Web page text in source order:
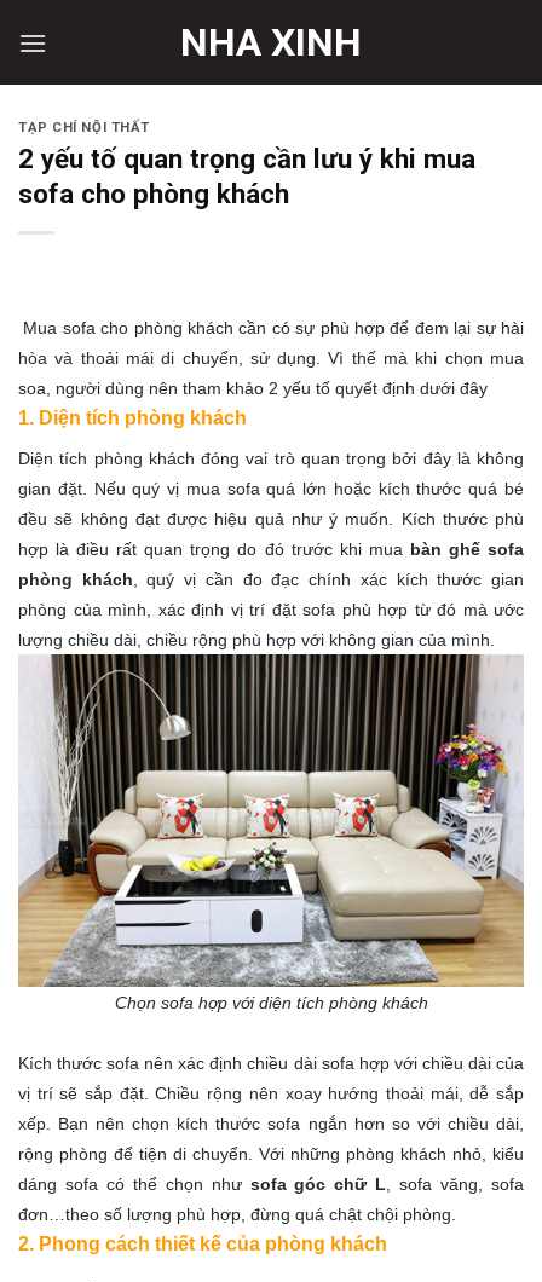
NHA XINH
TẠP CHÍ NỘI THẤT
2 yếu tố quan trọng cần lưu ý khi mua
sofa cho phòng khách
Mua sofa cho phòng khách cần có sự phù hợp để đem lại sự hài
hòa và thoải mái di chuyển, sử dụng. Vì thế mà khi chọn mua
soa, người dùng nên tham khảo 2 yếu tố quyết định dưới đây
1. Diện tích phòng khách
Diện tích phòng khách đóng vai trò quan trọng bởi đây là không
gian đặt. Nếu quý vị mua sofa quá lớn hoặc kích thước quá bé
đều sẽ không đạt được hiệu quả như ý muốn. Kích thước phù
hợp là điều rất quan trọng do đó trước khi mua bàn ghế sofa
phòng khách , quý vị cần đo đạc chính xác kích thước gian
phòng của mình, xác định vị trí đặt sofa phù hợp từ đó mà ước
lượng chiều dài, chiều rộng phù hợp với không gian của mình.
Chọn sofa hợp với diện tích phòng khách
Kích thước sofa nên xác định chiều dài sofa hợp với chiều dài của
vị trí sẽ sắp đặt. Chiều rộng nên xoay hướng thoải mái, dễ sắp
xếp. Bạn nên chọn kích thước sofa ngắn hơn so với chiều dài,
rộng phòng để tiện di chuyển. Với những phòng khách nhỏ, kiểu
dáng sofa có thể chọn như sofa góc chữ L , sofa văng, sofa
đơn…theo số lượng phù hợp, đừng quá chật chội phòng.
2. Phong cách thiết kế của phòng khách